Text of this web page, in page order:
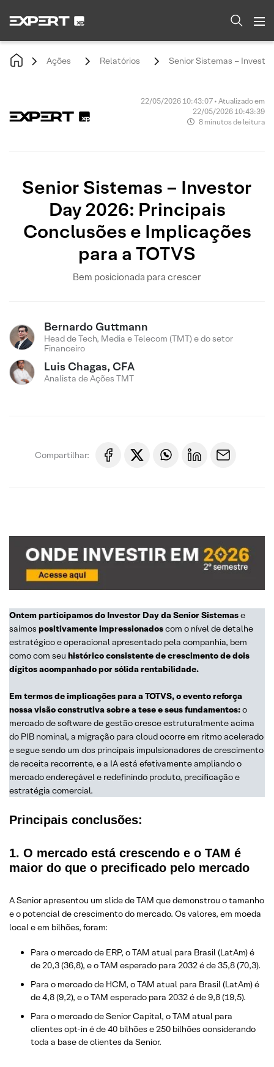
Ações Relatórios Senior Sistemas –
22/05/2026 10:43:07 • Atualizado em
22/05/2026 10:43:39
8 minutos de leitura
Senior Sistemas – Investor
Day 2026: Principais
Conclusões e Implicações
para a TOTVS
Bem posicionada para crescer
Bernardo Guttmann
Head de Tech, Media e Telecom (TMT) e do setor
Financeiro
Luis Chagas, CFA
Analista de Ações TMT
Compartilhar:
Ontem participamos do Investor Day da Senior Sistemase
saímos positivamente impressionadoscom o nível de detalhe
estratégico e operacional apresentado pela companhia, bem
como com seu histórico consistente de crescimento de dois
dígitos acompanhado por sólida rentabilidade.
Em termos de implicações para a TOTVS, o evento reforça
nossa visão construtiva sobre a tese e seus fundamentos:o
mercado de software de gestão cresce estruturalmente acima
do PIB nominal, a migração para cloud ocorre em ritmo acelerado
e segue sendo um dos principais impulsionadores de crescimento
de receita recorrente, e a IA está efetivamente ampliando o
mercado endereçável e redefinindo produto, precificação e
estratégia comercial.
Principais conclusões:
1. O mercado está crescendo e o TAM é
maior do que o precificado pelo mercado
A Senior apresentou um slide de TAM que demonstrou o tamanho
e o potencial de crescimento do mercado. Os valores, em moeda
local e em bilhões, foram:
Para o mercado de ERP, o TAM atual para Brasil (LatAm) é
de 20,3 (36,8), e o TAM esperado para 2032 é de 35,8 (70,3).
Para o mercado de HCM, o TAM atual para Brasil (LatAm) é
de 4,8 (9,2), e o TAM esperado para 2032 é de 9,8 (19,5).
Para o mercado de Senior Capital, o TAM atual para
clientes opt-in é de 40 bilhões e 250 bilhões considerando
toda a base de clientes da Senior.